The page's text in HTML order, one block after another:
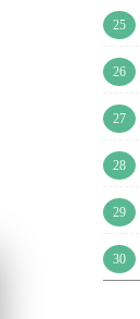
25
26
27
28
29
30